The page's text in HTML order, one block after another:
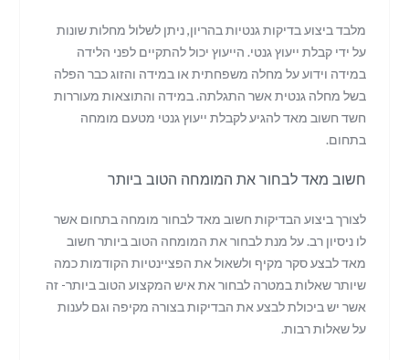
מלבד ביצוע בדיקות גנטיות בהריון, ניתן לשלול מחלות שונות
על ידי קבלת ייעוץ גנטי. הייעוץ יכול להתקיים לפני הלידה
במידה וידוע על מחלה משפחתית או במידה והזוג כבר הפלה
בשל מחלה גנטית אשר התגלתה. במידה והתוצאות מעוררות
חשד חשוב מאד להגיע לקבלת ייעוץ גנטי מטעם מומחה
בתחום.
חשוב מאד לבחור את המומחה הטוב ביותר
לצורך ביצוע הבדיקות חשוב מאד לבחור מומחה בתחום אשר
לו ניסיון רב. על מנת לבחור את המומחה הטוב ביותר חשוב
מאד לבצע סקר מקיף ולשאול את הפציינטיות הקודמות כמה
שיותר שאלות במטרה לבחור את איש המקצוע הטוב ביותר- זה
אשר יש ביכולת לבצע את הבדיקות בצורה מקיפה וגם לענות
על שאלות רבות.